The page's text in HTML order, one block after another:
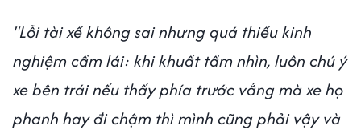
"Lỗi tài xế không sai nhưng quá thiếu kinh
nghiệm cầm lái: khi khuất tầm nhìn, luôn chú ý
xe bên trái nếu thấy phía trước vắng mà xe họ
phanh hay đi chậm thì mình cũng phải vậy và